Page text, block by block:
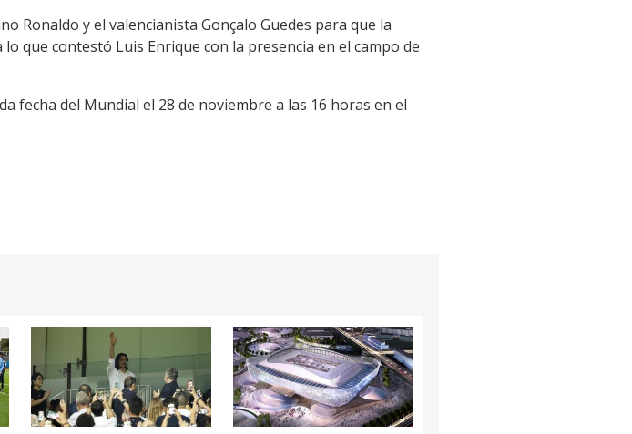
Ronaldo y el valencianista Gonçalo Guedes para que la
que contestó Luis Enrique con la presencia en el campo de
fecha del Mundial el 28 de noviembre a las 16 horas en el